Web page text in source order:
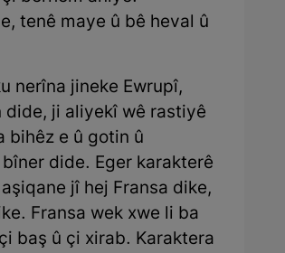
tenê maye û bê heval û
nerîna jineke Ewrupî,
dide, ji aliyekî wê rastiyê
bihêz e û gotin û
dide. Eger karakterê
jî hej Fransa dike,
Fransa wek xwe li ba
baş û çi xirab. Karaktera